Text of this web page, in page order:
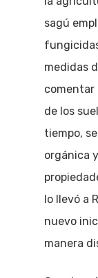
sagú
medidas
comentar
de los
tiempo,
orgánica
lo llevó a
nuevo
manera